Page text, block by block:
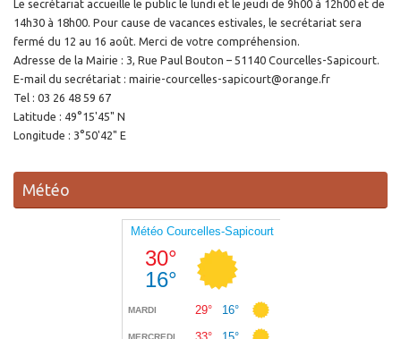
Le secrétariat accueille le public le lundi et le jeudi de 9h00 à 12h00 et de
14h30 à 18h00. Pour cause de vacances estivales, le secrétariat sera
fermé du 12 au 16 août. Merci de votre compréhension.
Adresse de la Mairie : 3, Rue Paul Bouton – 51140 Courcelles-Sapicourt.
E-mail du secrétariat : mairie-courcelles-sapicourt@orange.fr
Tel : 03 26 48 59 67
Latitude : 49°15'45" N
Longitude : 3°50'42" E
Météo